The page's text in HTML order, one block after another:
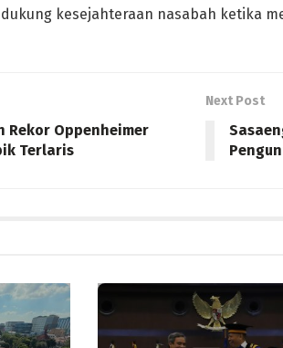
kesejahteraan nasabah ketika
Rekor Oppenheimer
Terlaris
Next Post